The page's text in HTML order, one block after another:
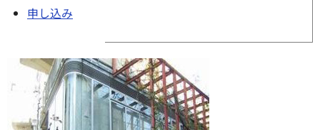
申し込み